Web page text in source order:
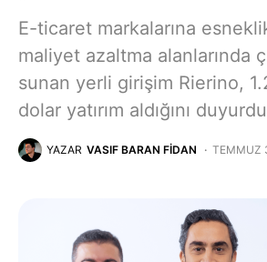
E-ticaret markalarına
maliyet azaltma alanlarında
sunan yerli girişim Rierino,
dolar yatırım aldığını
YAZAR VASIF BARAN FIDAN TEMMUZ